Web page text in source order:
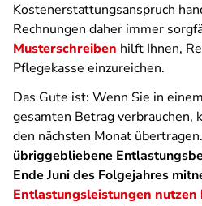
Kostenerstattungsanspruch
Rechnungen daher immer
Musterschreiben hilft Ihnen,
Pflegekasse einzureichen.
Das Gute ist: Wenn Sie in
gesamten Betrag verbrauchen,
den nächsten Monat übertragen.
übriggebliebene
Ende Juni des Folgejahres
Entlastungsleistungen nutzen